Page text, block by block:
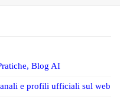
Blog AI
e profili ufficiali sul web